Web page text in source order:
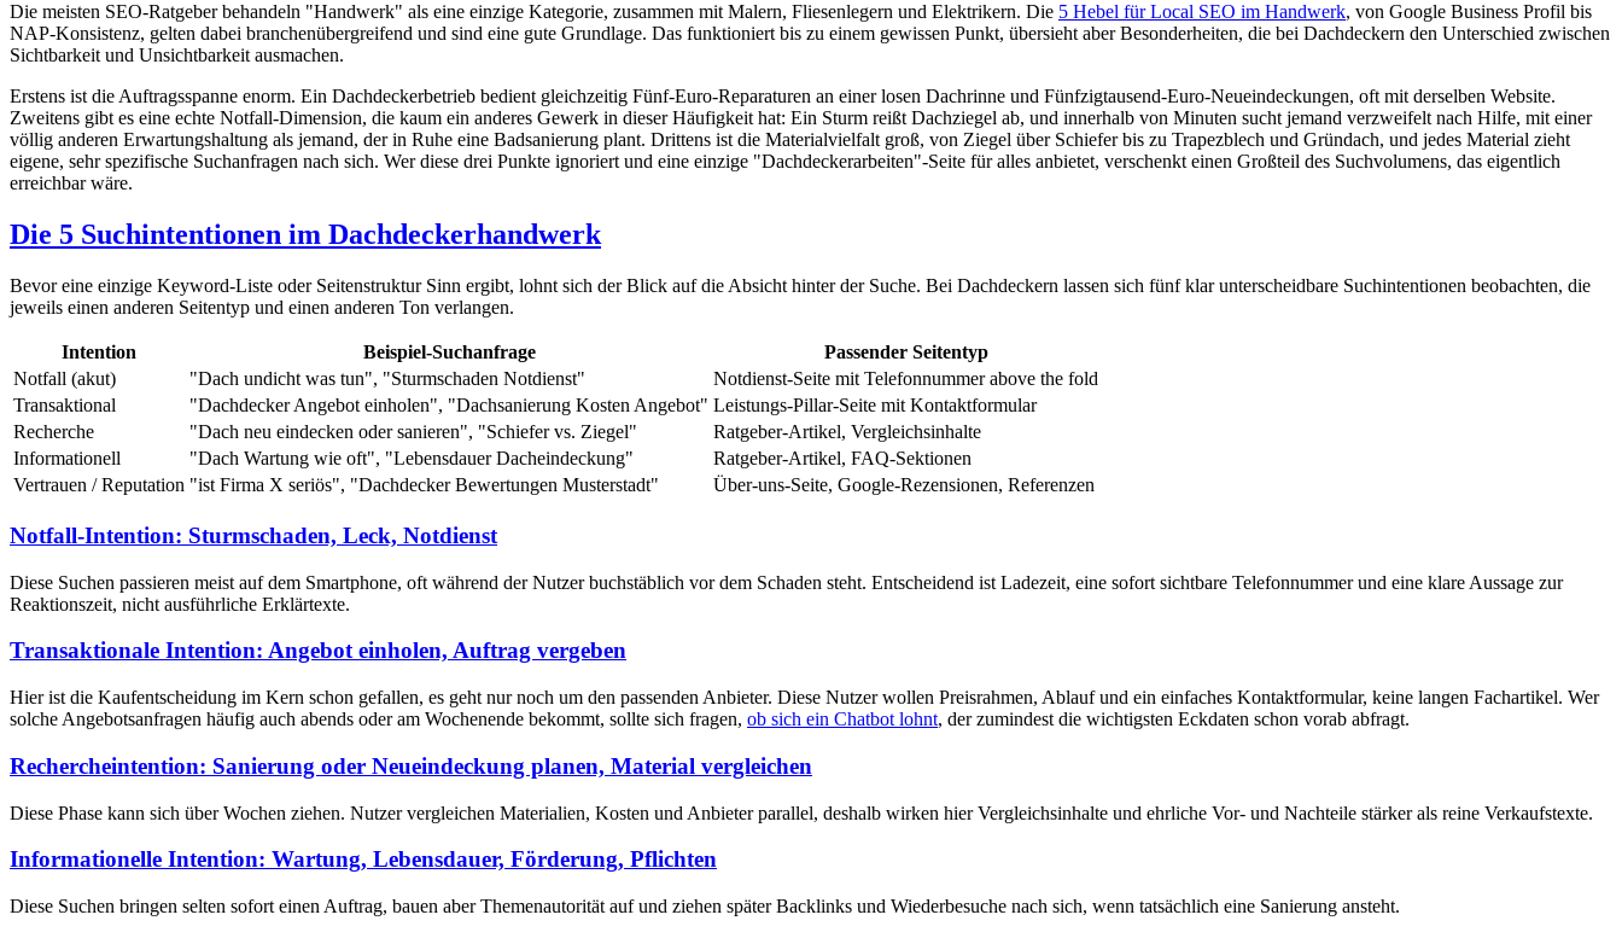
Die meisten SEO-Ratgeber behandeln "Handwerk" als eine einzige Kategorie, zusammen mit Malern, Fliesenlegern und Elektrikern. Die 5 Hebel für Local SEO im Handwerk, von Google Business Profil bis
NAP-Konsistenz, gelten dabei branchenübergreifend und sind eine gute Grundlage. Das funktioniert bis zu einem gewissen Punkt, übersieht aber Besonderheiten, die bei Dachdeckern den Unterschied zwischen
Sichtbarkeit und Unsichtbarkeit ausmachen.
Erstens ist die Auftragsspanne enorm. Ein Dachdeckerbetrieb bedient gleichzeitig Fünf-Euro-Reparaturen an einer losen Dachrinne und Fünfzigtausend-Euro-Neueindeckungen, oft mit derselben Website.
Zweitens gibt es eine echte Notfall-Dimension, die kaum ein anderes Gewerk in dieser Häufigkeit hat: Ein Sturm reißt Dachziegel ab, und innerhalb von Minuten sucht jemand verzweifelt nach Hilfe, mit einer
völlig anderen Erwartungshaltung als jemand, der in Ruhe eine Badsanierung plant. Drittens ist die Materialvielfalt groß, von Ziegel über Schiefer bis zu Trapezblech und Gründach, und jedes Material zieht
eigene, sehr spezifische Suchanfragen nach sich. Wer diese drei Punkte ignoriert und eine einzige "Dachdeckerarbeiten"-Seite für alles anbietet, verschenkt einen Großteil des Suchvolumens, das eigentlich
erreichbar wäre.
Die 5 Suchintentionen im Dachdeckerhandwerk
Bevor eine einzige Keyword-Liste oder Seitenstruktur Sinn ergibt, lohnt sich der Blick auf die Absicht hinter der Suche. Bei Dachdeckern lassen sich fünf klar unterscheidbare Suchintentionen beobachten, die
jeweils einen anderen Seitentyp und einen anderen Ton verlangen.
Intention Beispiel-Suchanfrage
Passender Seitentyp
Notfall (akut)
"Dach undicht was tun", "Sturmschaden Notdienst"
Notdienst-Seite mit Telefonnummer above the fold
Transaktional
"Dachdecker Angebot einholen", "Dachsanierung Kosten Angebot" Leistungs-Pillar-Seite mit Kontaktformular
Recherche
"Dach neu eindecken oder sanieren", "Schiefer vs. Ziegel"
Ratgeber-Artikel, Vergleichsinhalte
Informationell
"Dach Wartung wie oft", "Lebensdauer Dacheindeckung"
Ratgeber-Artikel, FAQ-Sektionen
Vertrauen / Reputation "ist Firma X seriös", "Dachdecker Bewertungen Musterstadt" Über-uns-Seite, Google-Rezensionen, Referenzen
Notfall-Intention: Sturmschaden, Leck, Notdienst
Diese Suchen passieren meist auf dem Smartphone, oft während der Nutzer buchstäblich vor dem Schaden steht. Entscheidend ist Ladezeit, eine sofort sichtbare Telefonnummer und eine klare Aussage zur
Reaktionszeit, nicht ausführliche Erklärtexte.
Transaktionale Intention: Angebot einholen, Auftrag vergeben
Hier ist die Kaufentscheidung im Kern schon gefallen, es geht nur noch um den passenden Anbieter. Diese Nutzer wollen Preisrahmen, Ablauf und ein einfaches Kontaktformular, keine langen Fachartikel. Wer
solche Angebotsanfragen häufig auch abends oder am Wochenende bekommt, sollte sich fragen, ob sich ein Chatbot lohnt, der zumindest die wichtigsten Eckdaten schon vorab abfragt.
Rechercheintention: Sanierung oder Neueindeckung planen, Material vergleichen
Diese Phase kann sich über Wochen ziehen. Nutzer vergleichen Materialien, Kosten und Anbieter parallel, deshalb wirken hier Vergleichsinhalte und ehrliche Vor- und Nachteile stärker als reine Verkaufstexte.
Informationelle Intention: Wartung, Lebensdauer, Förderung, Pflichten
Diese Suchen bringen selten sofort einen Auftrag, bauen aber Themenautorität auf und ziehen später Backlinks und Wiederbesuche nach sich, wenn tatsächlich eine Sanierung ansteht.